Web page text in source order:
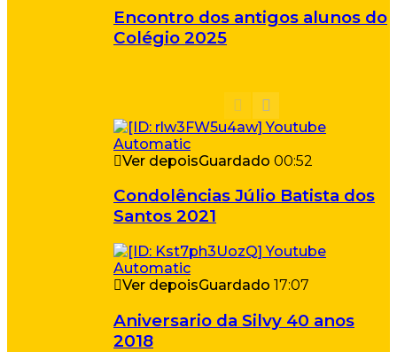
Encontro dos antigos alunos do
Colégio 2025
Ver depoisGuardado 00:52
Condolências Júlio Batista dos
Santos 2021
Ver depoisGuardado 17:07
Aniversario da Silvy 40 anos
2018